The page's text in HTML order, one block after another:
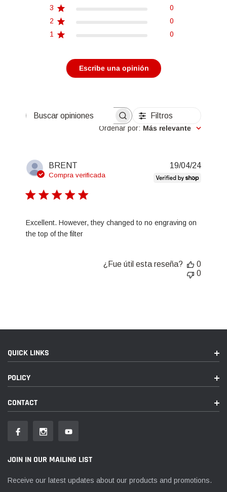
3
0
2
0
1
0
Escribe una opinión
Buscar opiniones Filtros
Ordenar por: Más relevante
BRENT
Compra verificada
Excellent. However, they changed to no engraving on
the top of the filter
Fecha
19/04/24
¿Fue útil esta reseña?
0
0
QUICK LINKS
POLICY
CONTACT
JOIN IN OUR MAILING LIST
Receive our latest updates about our products and promotions.